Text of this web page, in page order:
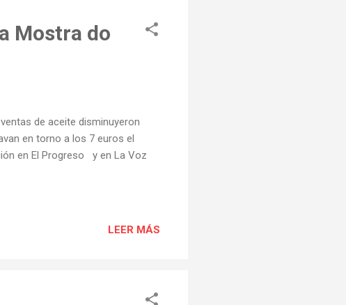
Mostra do
de aceite disminuyeron
en torno a los 7 euros el
en El Progreso y en La Voz
LEER MÁS